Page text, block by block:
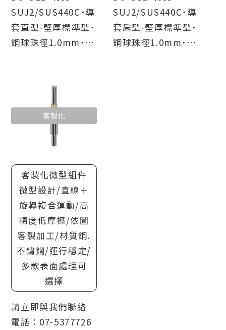
SUJ2/SUS440C˙導
套直型-壁厚標準型˙
鋼球珠徑1.0mm˙導
端內螺紋型)
SUJ2/SUS440C˙導
套肩型-壁厚標準型˙
鋼球珠徑1.0mm˙導
客製化微型組件
微型設計/直線＋
旋轉複合運動/高
精度低摩擦/依圖
客製加工/材質鋼.
不鏽鋼/運行穩定/
多款表面處理可
選擇
請立即與我們聯絡
電話：07-5377726